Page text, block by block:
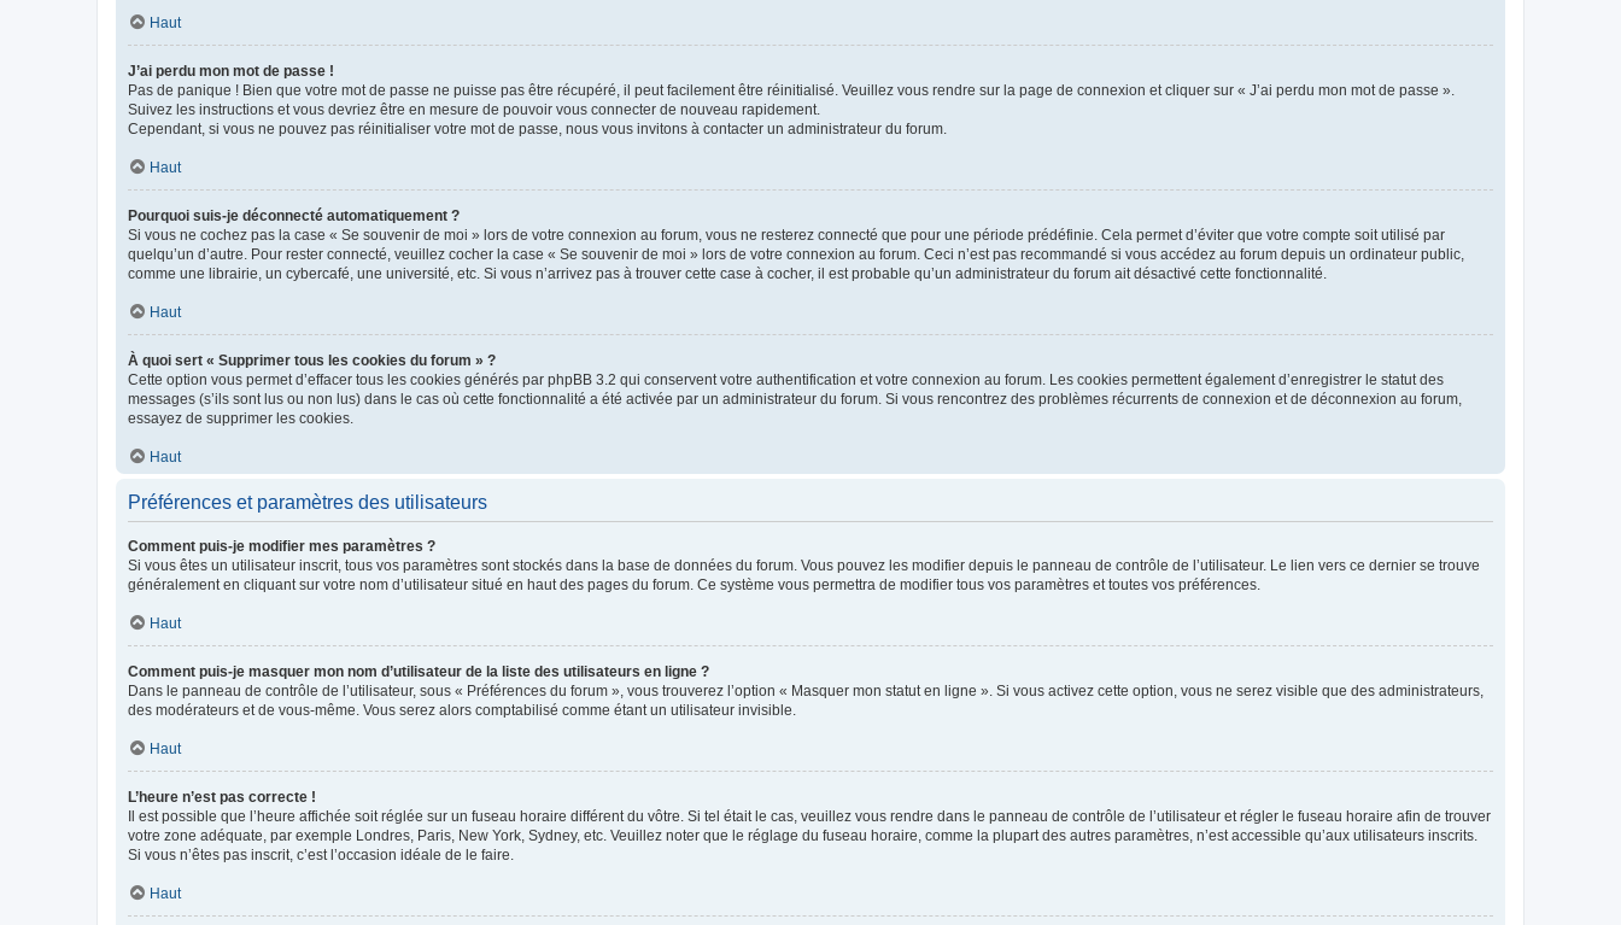
Haut
J’ai perdu mon mot de passe !
Pas de panique ! Bien que votre mot de passe ne puisse pas être récupéré, il peut facilement être réinitialisé. Veuillez vous rendre sur la page de connexion et cliquer sur « J’ai perdu mon mot de passe ».
Suivez les instructions et vous devriez être en mesure de pouvoir vous connecter de nouveau rapidement.
Cependant, si vous ne pouvez pas réinitialiser votre mot de passe, nous vous invitons à contacter un administrateur du forum.
Haut
Pourquoi suis-je déconnecté automatiquement ?
Si vous ne cochez pas la case « Se souvenir de moi » lors de votre connexion au forum, vous ne resterez connecté que pour une période prédéfinie. Cela permet d’éviter que votre compte soit utilisé par
quelqu’un d’autre. Pour rester connecté, veuillez cocher la case « Se souvenir de moi » lors de votre connexion au forum. Ceci n’est pas recommandé si vous accédez au forum depuis un ordinateur public,
comme une librairie, un cybercafé, une université, etc. Si vous n’arrivez pas à trouver cette case à cocher, il est probable qu’un administrateur du forum ait désactivé cette fonctionnalité.
Haut
À quoi sert « Supprimer tous les cookies du forum » ?
Cette option vous permet d’effacer tous les cookies générés par phpBB 3.2 qui conservent votre authentification et votre connexion au forum. Les cookies permettent également d’enregistrer le statut des
messages (s’ils sont lus ou non lus) dans le cas où cette fonctionnalité a été activée par un administrateur du forum. Si vous rencontrez des problèmes récurrents de connexion et de déconnexion au forum,
essayez de supprimer les cookies.
Haut
Préférences et paramètres des utilisateurs
Comment puis-je modifier mes paramètres ?
Si vous êtes un utilisateur inscrit, tous vos paramètres sont stockés dans la base de données du forum. Vous pouvez les modifier depuis le panneau de contrôle de l’utilisateur. Le lien vers ce dernier se trouve
généralement en cliquant sur votre nom d’utilisateur situé en haut des pages du forum. Ce système vous permettra de modifier tous vos paramètres et toutes vos préférences.
Haut
Comment puis-je masquer mon nom d’utilisateur de la liste des utilisateurs en ligne ?
Dans le panneau de contrôle de l’utilisateur, sous « Préférences du forum », vous trouverez l’option « Masquer mon statut en ligne ». Si vous activez cette option, vous ne serez visible que des administrateurs,
des modérateurs et de vous-même. Vous serez alors comptabilisé comme étant un utilisateur invisible.
Haut
L’heure n’est pas correcte !
Il est possible que l’heure affichée soit réglée sur un fuseau horaire différent du vôtre. Si tel était le cas, veuillez vous rendre dans le panneau de contrôle de l’utilisateur et régler le fuseau horaire afin de trouver
votre zone adéquate, par exemple Londres, Paris, New York, Sydney, etc. Veuillez noter que le réglage du fuseau horaire, comme la plupart des autres paramètres, n’est accessible qu’aux utilisateurs inscrits.
Si vous n’êtes pas inscrit, c’est l’occasion idéale de le faire.
Haut